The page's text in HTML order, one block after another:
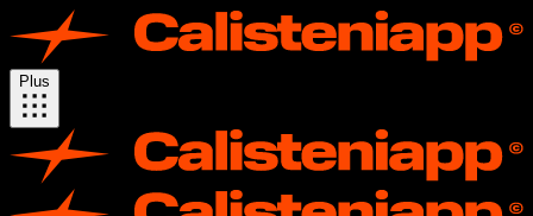
Plus